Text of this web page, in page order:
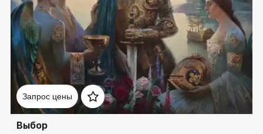
Запрос цены
Домен: spb.rakovgallery.ru
Выбор